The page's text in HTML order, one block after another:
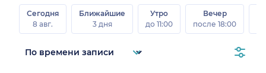
Сегодня
8 авг.
Ближайшие
3 дня
Утро
до 11:00
Вечер
после 18:00